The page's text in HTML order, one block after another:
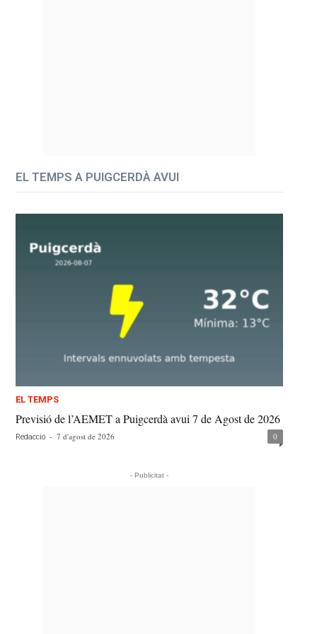
EL TEMPS A PUIGCERDÀ AVUI
EL TEMPS
Previsió de l’AEMET a Puigcerdà avui 7 de Agost de 2026
Redacció - 7 d'agost de 2026 0
- Publicitat -